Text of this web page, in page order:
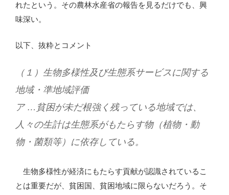
れたという。その農林水産省の報告を見るだけでも、興
味深い。
以下、抜粋とコメント
（１）生物多様性及び生態系サービスに関する
地域・準地域評価
ア …貧困が未だ根強く残っている地域では、
人々の生計は生態系がもたらす物（植物・動
物・菌類等）に依存している。
生物多様性が経済にもたらす貢献が認識されているこ
とは重要だが、貧困国、貧困地域に限らないだろう。そ